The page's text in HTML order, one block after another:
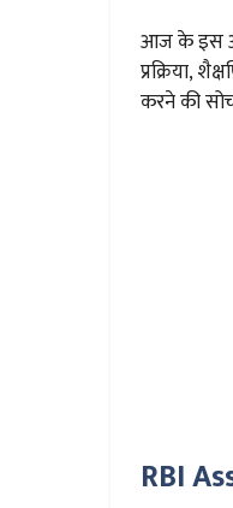
आज के इस
प्रक्रिया,
करने की
RBI